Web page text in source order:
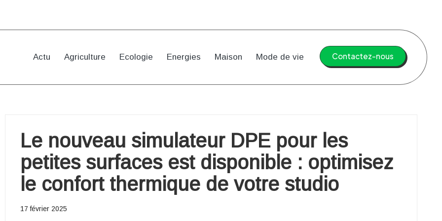
Actu Agriculture Ecologie Energies Maison Mode de vie Contactez-nous
Le nouveau simulateur DPE pour les
petites surfaces est disponible : optimisez
le confort thermique de votre studio
17 février 2025